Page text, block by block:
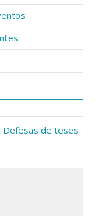
Defesas de teses